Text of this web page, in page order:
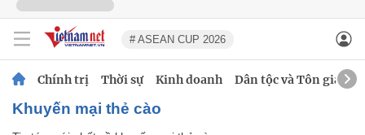
# ASEAN CUP 2026
Chính trị Thời sự Kinh doanh Dân tộc và Tôn giáo
khuyến mại thẻ cào